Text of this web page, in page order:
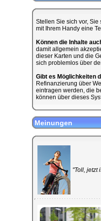
Stellen Sie sich vor,
mit Ihrem Handy eine
Können die Inhalte
damit allgemein
dieser Karten und die
sich problemlos über
Gibt es Möglichkeiten
Refinanzierung über
eintragen werden, die
können über dieses
Meinungen
"Toll, jetzt